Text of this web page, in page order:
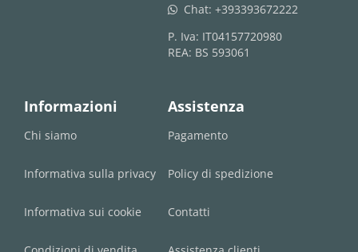
whatsapp Chat: +393393672222
P. Iva: IT04157720980
REA: BS 593061
Informazioni
Chi siamo
Informativa sulla privacy
Informativa sui cookie
Assistenza
Pagamento
Policy di spedizione
Contatti